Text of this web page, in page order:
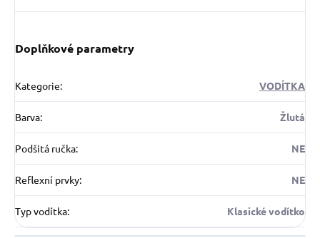
Doplňkové parametry
Kategorie: VODÍTKA
Barva: Žlutá
Podšitá ručka: NE
Reflexní prvky: NE
Typ vodítka: Klasické vodítko